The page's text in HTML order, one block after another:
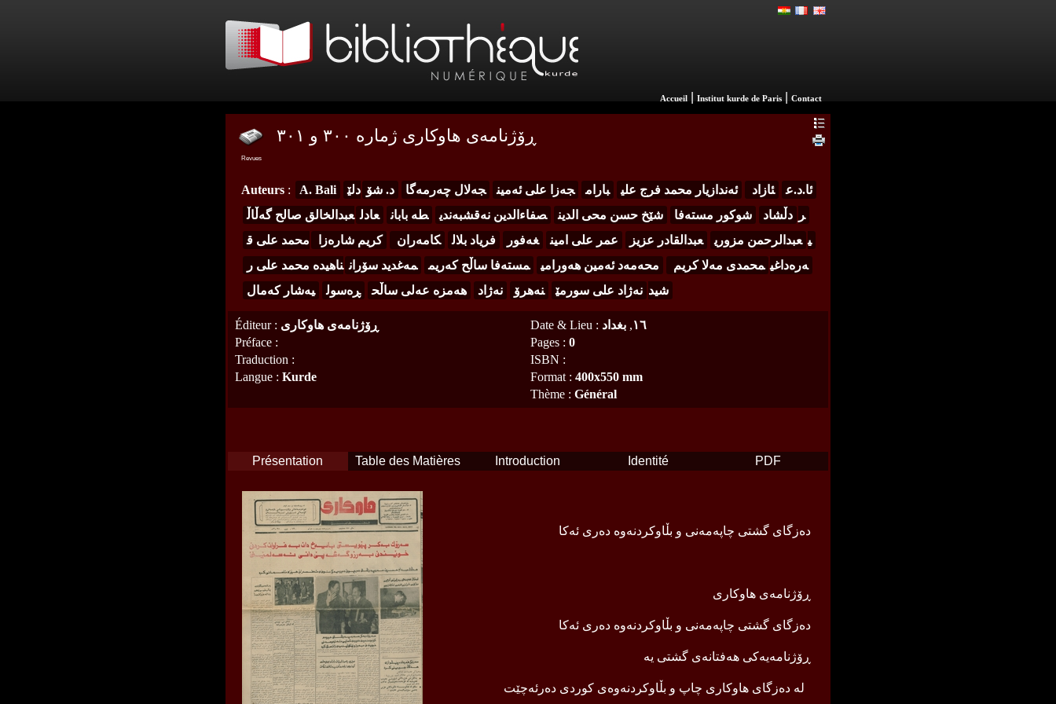
Accueil Institut kurde de Paris Contact
Revues
ڕۆژنامەی هاوکاری ژمارە ٣٠٠ و ٣٠١
Auteurs : A. Bali ئا.د.ع ئازاد ئەندازیار محمد فرج علی بارام جه‌زا علی ئه‌مین جه‌لال چه‌رمه‌گا د. شۆ دلێ
ر
دڵشاد شوكور مسته‌فا شێخ حسن محی الدین صفاءالدین نه‌قشبه‌ندی طە بابان عادل عبدالخالق صالح گەڵاڵ
ی عبدالرحمن مزوري عبدالقادر عزیز عمر علی امین غه‌فور فریاد بلال كامه‌ران كریم شاره‌زا
محمد علی ق
ەرەداغی محمدی مه‌لا كریم محه‌مه‌د ئه‌مین هه‌ورامی مستەفا ساڵح کەریم مەغدید سۆران ناهیدە محمد علی ر
شید نه‌ژاد علی سورمێ نەهرۆ نەژاد هه‌مزه‌ عه‌لی ساڵح ڕەسول یەشار کەمال
Éditeur: ڕۆژنامه‌ی هاوكاری Date & Lieu : ١٦, بغداد
Préface : Pages : 0
Traduction : ISBN :
Langue : Kurde Format : 400x550 mm
Thème : Général
Présentation Table des Matières Introduction Identité PDF
ده‌زگای گشتی چاپه‌مه‌نی و بڵاوكردنه‌وه‌ ده‌ری ئه‌كا
ڕۆژنامه‌ی هاوكاری
ده‌زگای گشتی چاپه‌مه‌نی و بڵاوكردنه‌وه‌ ده‌ری ئه‌كا